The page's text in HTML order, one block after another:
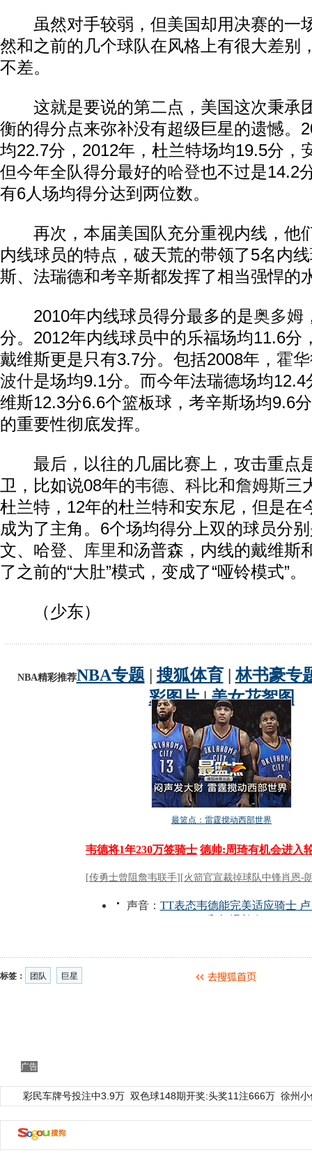
虽然对手较弱，但美国却用决赛的一
然和之前的几个球队在风格上有很大差别
不差。
这就是要说的第二点，美国这次秉承
衡的得分点来弥补没有超级巨星的遗憾。
均22.7分，2012年，杜兰特场均19.5分，
但今年全队得分最好的哈登也不过是14.2
有6人场均得分达到两位数。
再次，本届美国队充分重视内线，他
内线球员的特点，破天荒的带领了5名内
斯、法瑞德和考辛斯都发挥了相当强悍的
2010年内线球员得分最多的是奥多姆
分。2012年内线球员中的乐福场均11.6分
戴维斯更是只有3.7分。包括2008年， 霍
波什是场均9.1分。而今年法瑞德场均
维斯12.3分6.6个篮板球，考辛斯场均9.6
的重要性彻底发挥。
最后，以往的几届比赛上，攻击重点
卫，比如说08年的韦德、 科比和詹姆斯三
杜兰特，12年的杜兰特和安东尼，但是在
成为了主角。6个场均得分上双的球员分
文、哈登、
库里和汤普森，内线的戴维斯
了之前的“大肚”模式，变成了“哑铃模式”。
（少东）
标签： 团队 巨星
广告
彩民车牌号投注中3.9万 双色球148期开奖:头奖11注666万 徐州